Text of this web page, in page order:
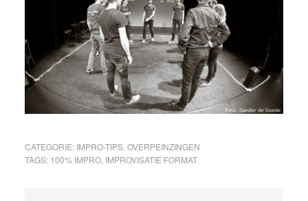
CATEGORIE: IMPRO-TIPS, OVERPEINZINGEN
TAGS: 100% IMPRO, IMPROVISATIE FORMAT